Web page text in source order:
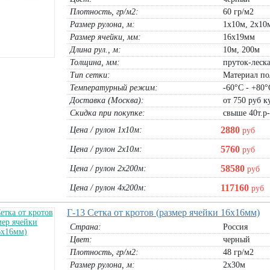
Аварийное ограждение 130г/м.кв
(Эконом) 1,5х50м
рулон 1,5х50м :5390руб
В корзину
Пленка воздушно-пузырчатая
NEW 60гр (1,2х50м)
1490руб
В корзину
Плотность, гр/м2:
60 гр/м2
Размер рулона, м:
1х10м,
Размер ячейки, мм:
16х19мм
Длина рул., м:
10м, 200м
Толщина, мм:
пруток-
Тип сетки:
Материал
Температурный режим:
-60°С -
Доставка (Москва):
от 750 руб
Скидка при покупке:
свыше
Цена / рулон 1х10м:
2880 руб
Цена / рулон 2х10м: 5760 руб
Цена / рулон 2х200м: 58580 руб
Цена / рулон 4х200м: 117160 руб
Г-13 Сетка от кротов (размер ячейки 16х16мм)
Страна:
Россия
Цвет:
черный
Плотность, гр/м2:
48 гр/м2
Размер рулона, м:
2х30м